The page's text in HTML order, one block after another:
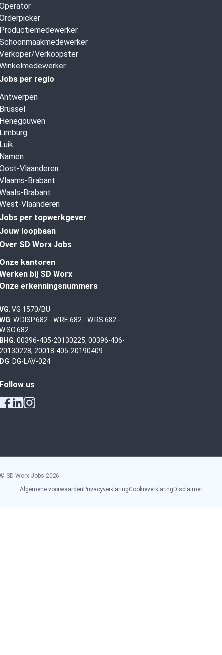
Operator
Orderpicker
Productiemedewerker
Schoonmaakmedewerker
Verkoper/Verkoopster
Winkelmedewerker
Jobs per regio
Antwerpen
Brussel
Henegouwen
Limburg
Luik
Namen
Oost-Vlaanderen
Vlaams-Brabant
Waals-Brabant
West-Vlaanderen
Jobs per topwerkgever
Jouw loopbaan
Over SD Worx Jobs
Onze kantoren
Werken bij SD Worx
Onze erkenningsnummers
VG: VG 1570/BU
WG: W.DISP.682 - W.RE.682 - W.RS.682 -
W.SO.682
BHG: 00396-405-20130225, 00396-406-
20130228, 20018-405-20190409
DG: DG-LAV-024
Follow us
© SD Worx Jobs 2026
Algemene voorwaarden PrivacyverklaringCookieverklaring Disclaimer